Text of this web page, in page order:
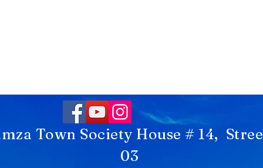
Town Society House # 14,
03